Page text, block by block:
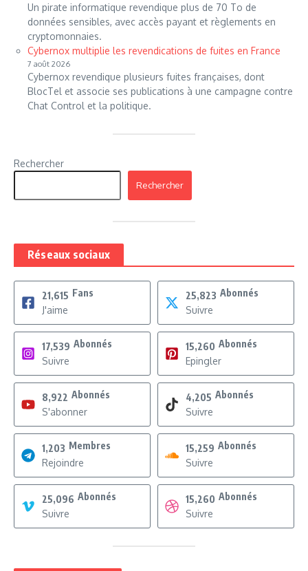
Un pirate informatique revendique plus de 70 To de
données sensibles, avec accès payant et règlements en
cryptomonnaies.
Cybernox multiplie les revendications de fuites en France
7 août 2026
Cybernox revendique plusieurs fuites françaises, dont
BlocTel et associe ses publications à une campagne contre
Chat Control et la politique.
Rechercher
Rechercher
Réseaux sociaux
21,615 Fans
J'aime
25,823 Abonnés
Suivre
17,539 Abonnés
Suivre
15,260 Abonnés
Epingler
8,922 Abonnés
S'abonner
4,205 Abonnés
Suivre
1,203 Membres
Rejoindre
15,259 Abonnés
Suivre
25,096 Abonnés
Suivre
15,260 Abonnés
Suivre